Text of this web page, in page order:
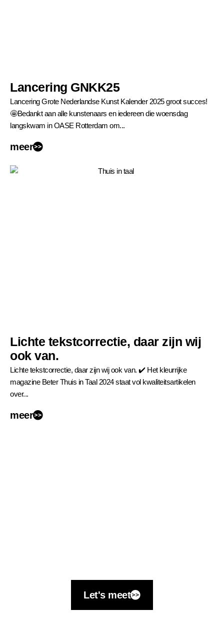
Lancering GNKK25
Lancering Grote Nederlandse Kunst Kalender 2025 groot succes!
🤩Bedankt aan alle kunstenaars en iedereen die woensdag
langskwam in OASE Rotterdam om...
meer
Lichte tekstcorrectie, daar zijn wij
ook van.
Lichte tekstcorrectie, daar zijn wij ook van. ✔️ Het kleurrijke
magazine Beter Thuis in Taal 2024 staat vol kwaliteitsartikelen
over...
meer
Let's meet